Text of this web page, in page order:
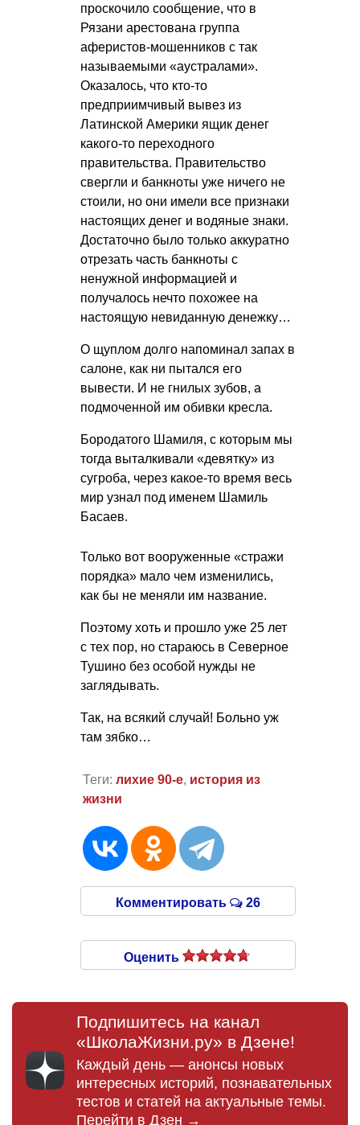
проскочило сообщение, что в
Рязани арестована группа
аферистов-мошенников с так
называемыми «аустралами».
Оказалось, что кто-то
предприимчивый вывез из
Латинской Америки ящик денег
какого-то переходного
правительства. Правительство
свергли и банкноты уже ничего не
стоили, но они имели все признаки
настоящих денег и водяные знаки.
Достаточно было только аккуратно
отрезать часть банкноты с
ненужной информацией и
получалось нечто похожее на
настоящую невиданную денежку…
О щуплом долго напоминал запах в
салоне, как ни пытался его
вывести. И не гнилых зубов, а
подмоченной им обивки кресла.
Бородатого Шамиля, с которым мы
тогда выталкивали «девятку» из
сугроба, через какое-то время весь
мир узнал под именем Шамиль
Басаев.
Только вот вооруженные «стражи
порядка» мало чем изменились,
как бы не меняли им название.
Поэтому хоть и прошло уже 25 лет
с тех пор, но стараюсь в Северное
Тушино без особой нужды не
заглядывать.
Так, на всякий случай! Больно уж
там зябко…
Теги: лихие 90-е, история из
жизни
Комментировать 26
Оценить
Подпишитесь на канал
«ШколаЖизни.ру» в Дзене!
Каждый день — анонсы новых
интересных историй, познавательных
тестов и статей на актуальные темы.
Перейти в Дзен →